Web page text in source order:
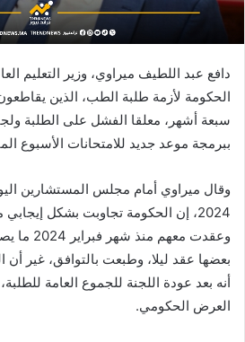
دافع عبد اللطيف ميراوي، وزير التعليم
الحكومة لأزمة طلبة الطب، الذين
سبعة أشهر، معلقا الفشل على الطلبة
ببرمجة موعد جديد للامتحانات الأسبوع
2024، إن الحكومة تجاوبت بشكل
بعضها عقد ليلا، وطبعت بالتوافق، غير
أنه بعد عودة اللجنة للجموع العامة
العرض الحكومي.